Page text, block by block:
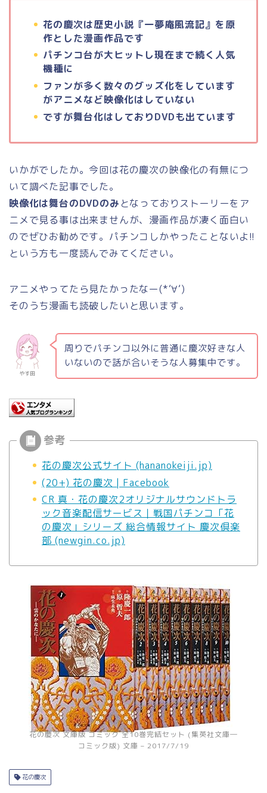
花の慶次は歴史小説『一夢庵風流記』を原
作とした漫画作品です
パチンコ台が大ヒットし現在まで続く人気
機種に
ファンが多く数々のグッズ化をしています
がアニメなど映像化はしていない
ですが舞台化はしておりDVDも出ています
いかがでしたか。今回は花の慶次の映像化の有無につ
いて調べた記事でした。
映像化は舞台のDVDのみとなっておりストーリーをア
ニメで見る事は出来ませんが、漫画作品が凄く面白い
のでぜひお勧めです。パチンコしかやったことないよ!!
という方も一度読んでみてください。
アニメやってたら見たかったなー(*‘∀‘)
そのうち漫画も読破したいと思います。
やす田
周りでパチンコ以外に普通に慶次好きな人
いないので話が合いそうな人募集中です。
花の慶次公式サイト (hananokeiji.jp)
(20+) 花の慶次 | Facebook
CR 真・花の慶次2オリジナルサウンドトラ
ック音楽配信サービス｜戦国パチンコ「花
の慶次」シリーズ 総合情報サイト 慶次倶楽
部 (newgin.co.jp)
花の慶次 文庫版 コミック 全10巻完結セット (集英社文庫―
コミック版) 文庫 – 2017/7/19
花の慶次